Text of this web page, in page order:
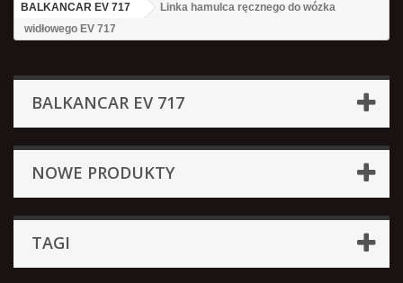
BALKANCAR EV 717
Linka hamulca ręcznego do wózka
widłowego EV 717
BALKANCAR EV 717
NOWE PRODUKTY
TAGI